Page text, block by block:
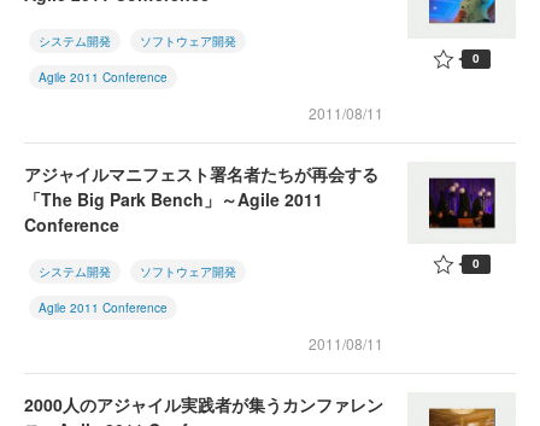
システム開発 ソフトウェア開発
Agile 2011 Conference
2011/08/11
0
アジャイルマニフェスト署名者たちが再会する
「The Big Park Bench」～Agile 2011
Conference
システム開発 ソフトウェア開発
Agile 2011 Conference
2011/08/11
0
2000人のアジャイル実践者が集うカンファレン